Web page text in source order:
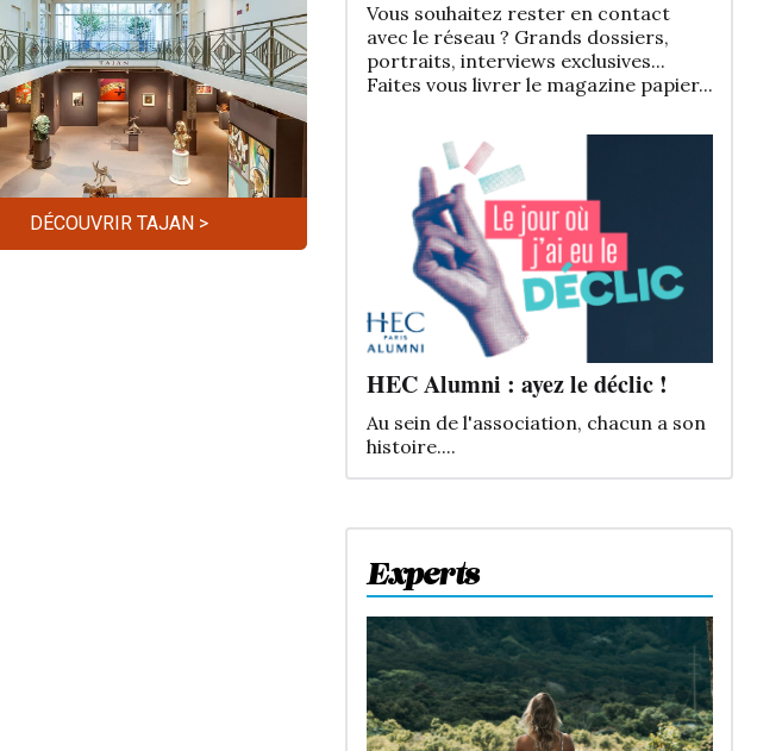
DÉCOUVRIR TAJAN >
Experts
Vous souhaitez rester en contact
avec le réseau ? Grands dossiers,
portraits, interviews exclusives...
Faites vous livrer le magazine papier...
HEC Alumni : ayez le déclic !
Au sein de l'association, chacun a son
histoire....